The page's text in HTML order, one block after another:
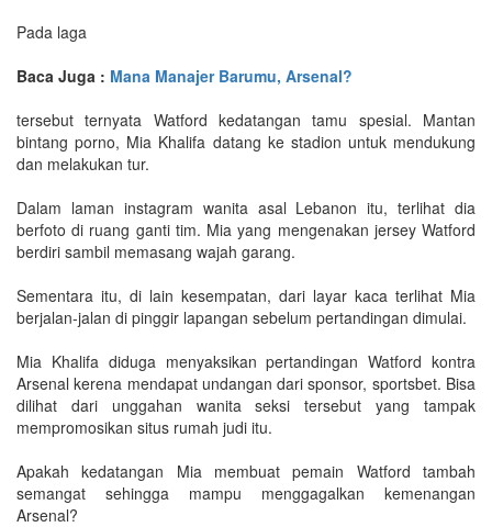
Pada laga
Baca Juga : Mana Manajer Barumu, Arsenal?
tersebut ternyata Watford kedatangan tamu spesial. Mantan
bintang porno, Mia Khalifa datang ke stadion untuk mendukung
dan melakukan tur.
Dalam laman instagram wanita asal Lebanon itu, terlihat dia
berfoto di ruang ganti tim. Mia yang mengenakan jersey Watford
berdiri sambil memasang wajah garang.
Sementara itu, di lain kesempatan, dari layar kaca terlihat Mia
berjalan-jalan di pinggir lapangan sebelum pertandingan dimulai.
Mia Khalifa diduga menyaksikan pertandingan Watford kontra
Arsenal kerena mendapat undangan dari sponsor, sportsbet. Bisa
dilihat dari unggahan wanita seksi tersebut yang tampak
mempromosikan situs rumah judi itu.
Apakah kedatangan Mia membuat pemain Watford tambah
semangat sehingga mampu menggagalkan kemenangan
Arsenal?